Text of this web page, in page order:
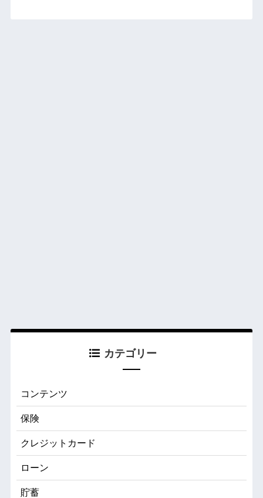
カテゴリー
コンテンツ
保険
クレジットカード
ローン
貯蓄